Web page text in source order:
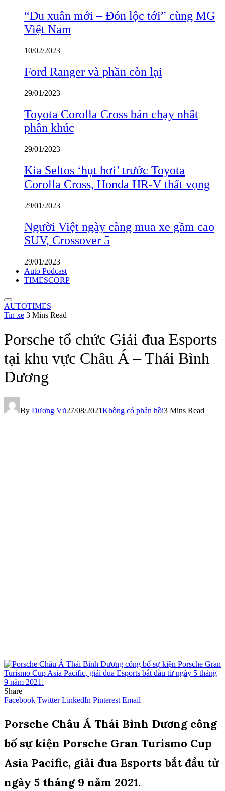
“Du xuân mới – Đón lộc tới” cùng MG
Việt Nam
10/02/2023
Ford Ranger và phần còn lại
29/01/2023
Toyota Corolla Cross bán chạy nhất
phân khúc
29/01/2023
Kia Seltos ‘hụt hơi’ trước Toyota
Corolla Cross, Honda HR-V thất vọng
29/01/2023
Người Việt ngày càng mua xe gầm cao
SUV, Crossover 5
29/01/2023
Auto Podcast
TIMESCORP
AUTOTIMES
Tin xe 3 Mins Read
Porsche tổ chức Giải đua Esports
tại khu vực Châu Á – Thái Bình
Dương
By Dương Vũ27/08/2021Không có phản hồi3 Mins Read
Share
Facebook Twitter LinkedIn Pinterest Email
Porsche Châu Á Thái Bình Dương công
bố sự kiện Porsche Gran Turismo Cup
Asia Pacific, giải đua Esports bắt đầu từ
ngày 5 tháng 9 năm 2021.